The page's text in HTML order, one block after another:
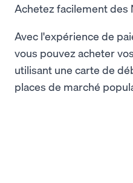
Achetez facilement des
Avec l'expérience de
vous pouvez acheter
utilisant une carte de
places de marché